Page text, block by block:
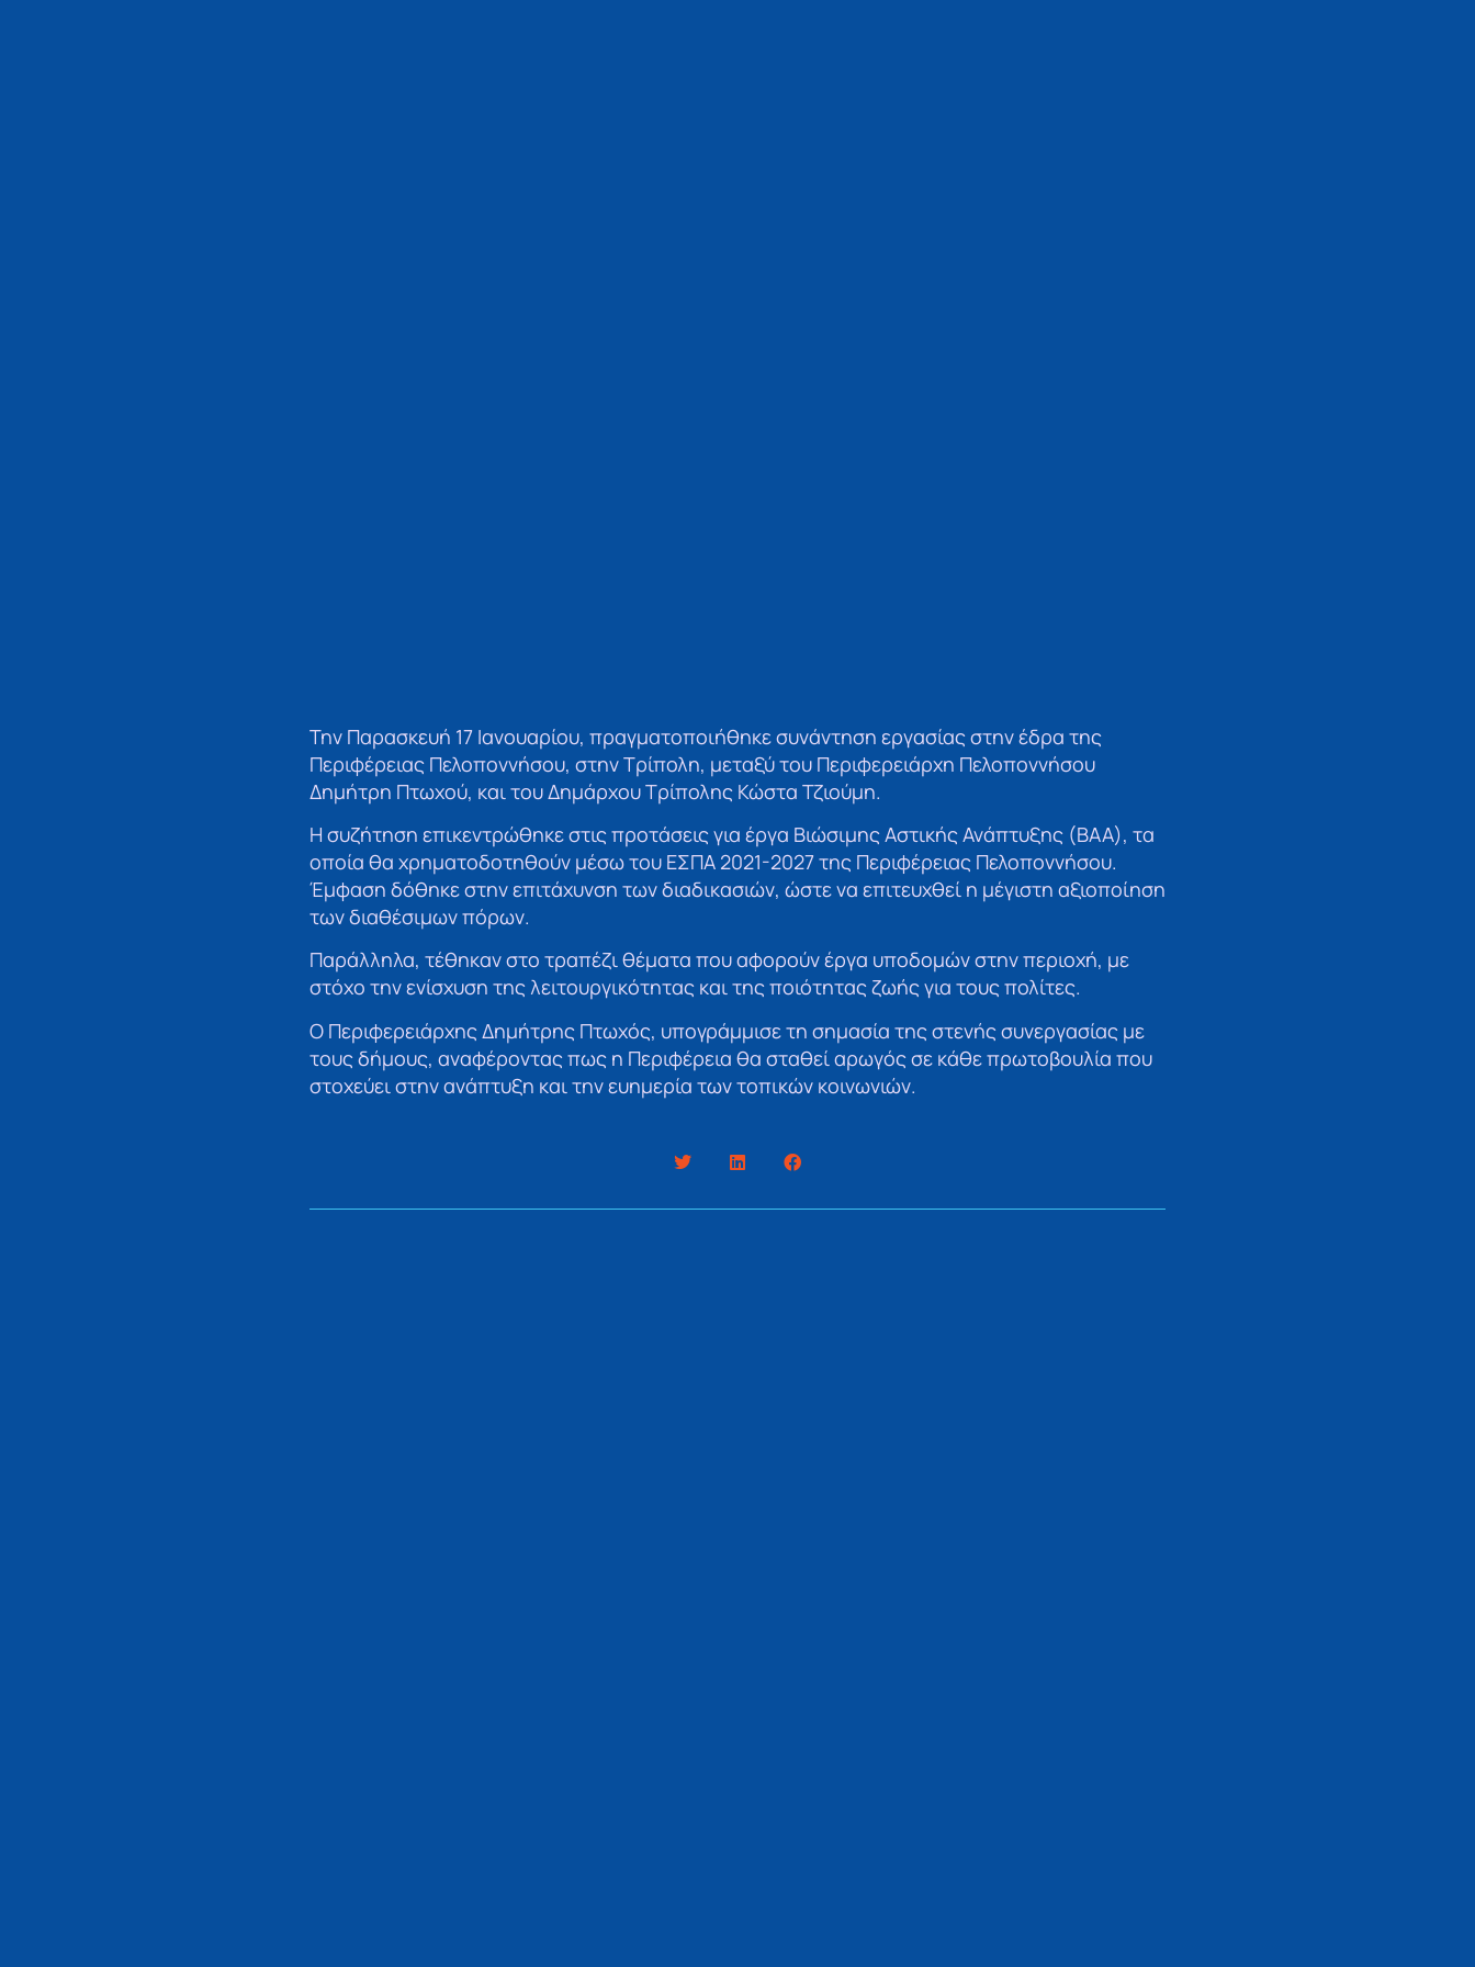
Την Παρασκευή 17 Ιανουαρίου, πραγματοποιήθηκε συνάντηση εργασίας στην έδρα της
Περιφέρειας Πελοποννήσου, στην Τρίπολη, μεταξύ του Περιφερειάρχη Πελοποννήσου
Δημήτρη Πτωχού, και του Δημάρχου Τρίπολης Κώστα Τζιούμη.
Η συζήτηση επικεντρώθηκε στις προτάσεις για έργα Βιώσιμης Αστικής Ανάπτυξης (ΒΑΑ), τα
οποία θα χρηματοδοτηθούν μέσω του ΕΣΠΑ 2021-2027 της Περιφέρειας Πελοποννήσου.
Έμφαση δόθηκε στην επιτάχυνση των διαδικασιών, ώστε να επιτευχθεί η μέγιστη αξιοποίηση
των διαθέσιμων πόρων.
Παράλληλα, τέθηκαν στο τραπέζι θέματα που αφορούν έργα υποδομών στην περιοχή, με
στόχο την ενίσχυση της λειτουργικότητας και της ποιότητας ζωής για τους πολίτες.
Ο Περιφερειάρχης Δημήτρης Πτωχός, υπογράμμισε τη σημασία της στενής συνεργασίας με
τους δήμους, αναφέροντας πως η Περιφέρεια θα σταθεί αρωγός σε κάθε πρωτοβουλία που
στοχεύει στην ανάπτυξη και την ευημερία των τοπικών κοινωνιών.